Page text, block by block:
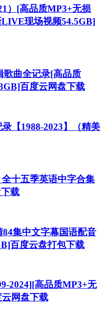
）[高品质MP3+无损
现场视频54.5GB]
歌曲全记录[高品质
百度云网盘下载
【1988-2023】（精美
十五季英语中字合集
载
集中文字幕国语配音
百度云盘打包下载
2024][高品质MP3+无
网盘下载